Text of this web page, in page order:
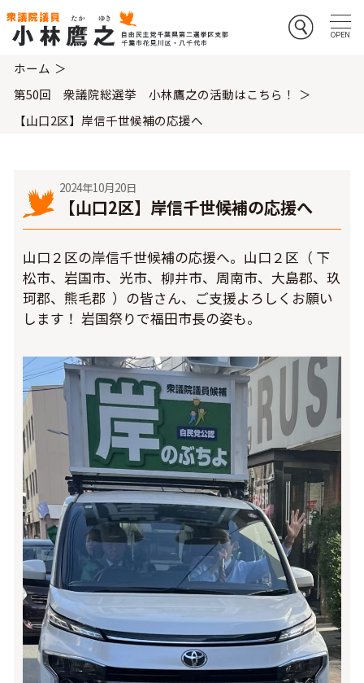
ホーム
第50回 衆議院総選挙 小林鷹之の活動はこちら！
【山口2区】岸信千世候補の応援へ
2024年10月20日
【山口2区】岸信千世候補の応援へ
山口２区の岸信千世候補の応援へ。山口２区（ 下
松市、岩国市、光市、柳井市、周南市、大島郡、玖
珂郡、熊毛郡 ）の皆さん、ご支援よろしくお願い
します！ 岩国祭りで福田市長の姿も。